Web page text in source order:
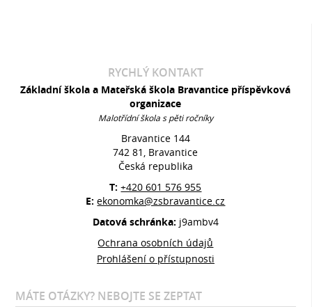
RYCHLÝ KONTAKT
Základní škola a Mateřská škola Bravantice příspěvková
organizace
Malotřídní škola s pěti ročníky
Bravantice 144
742 81, Bravantice
Česká republika
T:+420 601 576 955
E:ekonomka@zsbravantice.cz
Datová schránka: j9ambv4
Ochrana osobních údajů
Prohlášení o přístupnosti
MÁTE OTÁZKY? NEBOJTE SE ZEPTAT